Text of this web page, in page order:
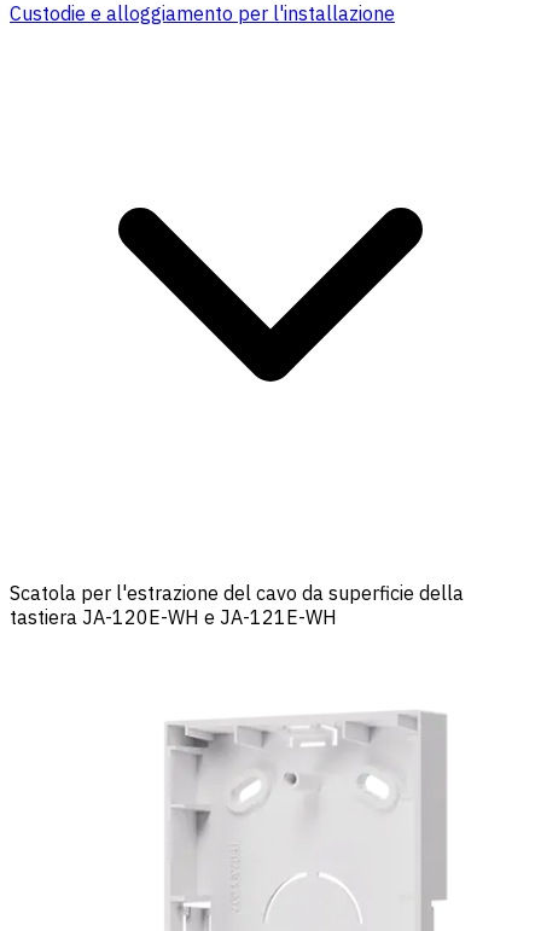
Custodie e alloggiamento per l'installazione
Scatola per l'estrazione del cavo da superficie della
tastiera JA-120E-WH e JA-121E-WH